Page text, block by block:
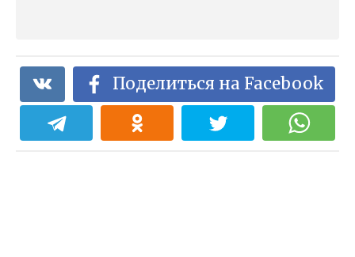
Поделиться на Facebook